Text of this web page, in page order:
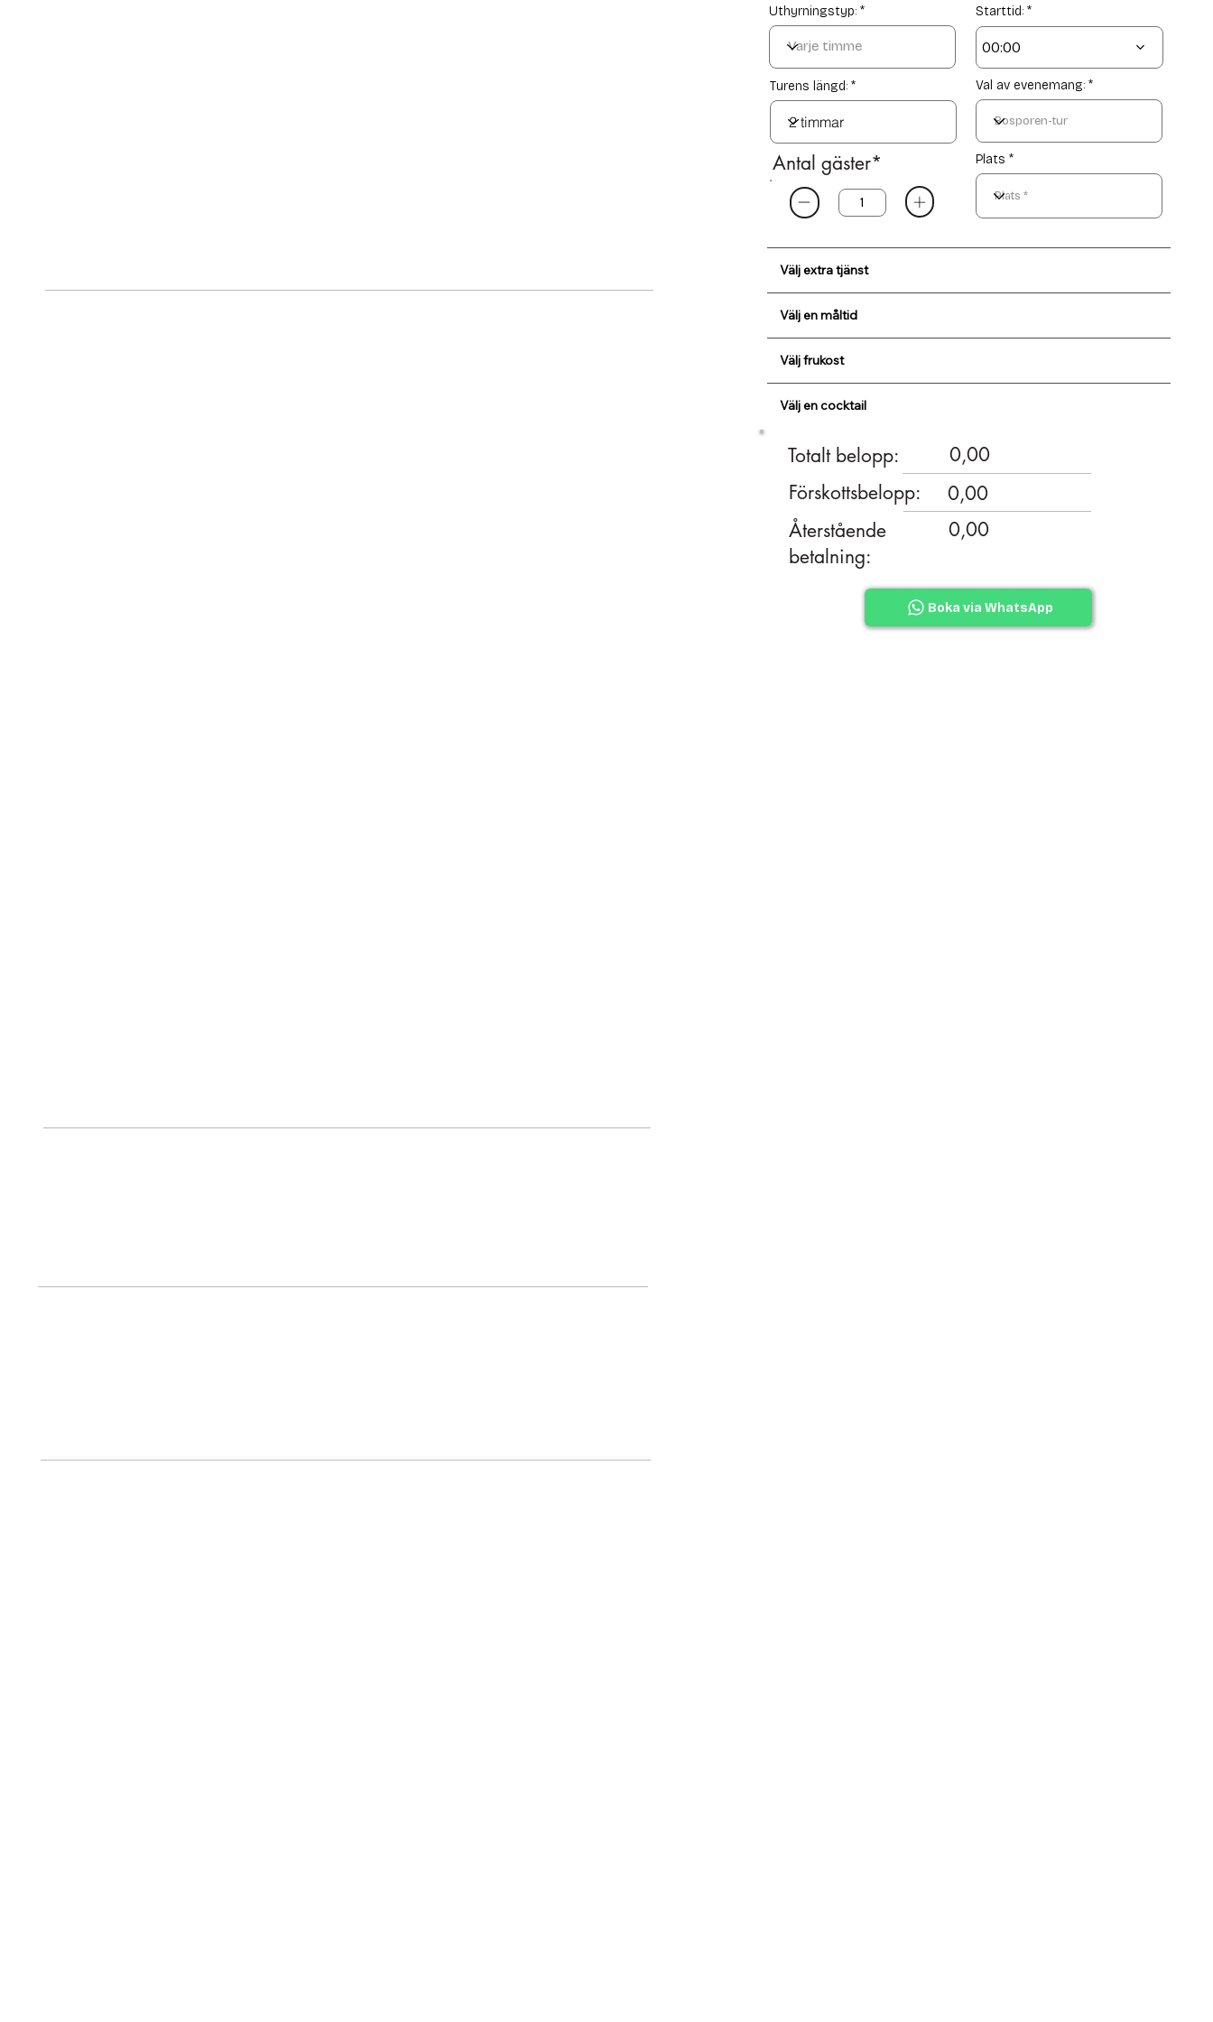
e
d
Uthyrningstyp: Starttid:
00:00
Turens längd: Val av evenemang:
Antal gäster* Plats *
Välj extra tjänst
Välj en måltid
Välj frukost
Välj en cocktail
Totalt belopp:
0,00
Förskottsbelopp:
0,00
Återstående
betalning:
0,00
Boka via WhatsApp